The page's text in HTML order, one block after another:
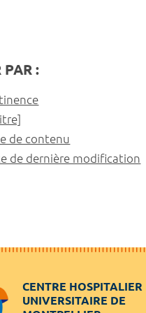
PAR :
de contenu
de dernière modification
CENTRE HOSPITALIER
UNIVERSITAIRE DE